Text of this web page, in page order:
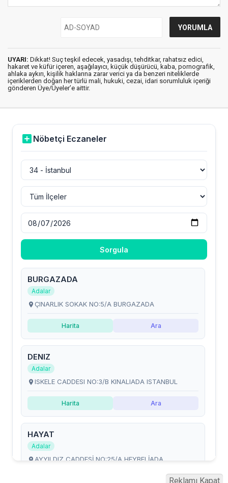
UYARI: Dikkat! Suç teşkil edecek, yasadışı, tehditkar, rahatsız edici,
hakaret ve küfür içeren, aşağılayıcı, küçük düşürücü, kaba, pornografik,
ahlaka aykırı, kişilik haklarına zarar verici ya da benzeri niteliklerde
içeriklerden doğan her türlü mali, hukuki, cezai, idari sorumluluk içeriği
gönderen Üye/Üyeler’e aittir.
Reklamı Kapat